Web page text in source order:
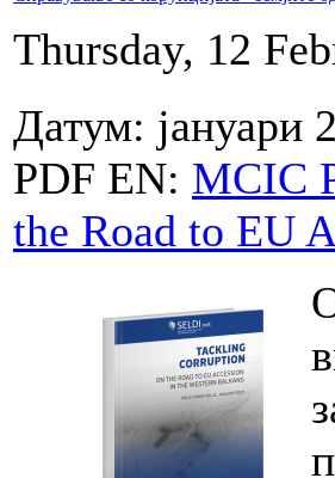
Thursday, 12
Датум: јануари
PDF EN: MCIC
the Road to EU